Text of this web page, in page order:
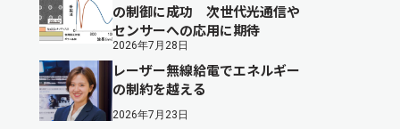
の制御に成功 次世代光通信や
センサーへの応用に期待
2026年7月28日
レーザー無線給電でエネルギー
の制約を越える
2026年7月23日